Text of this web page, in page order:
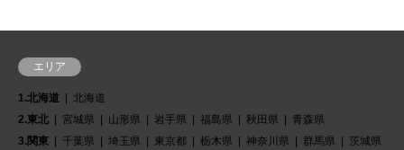
エリア
1.北海道
北海道
2.東北
宮城県 山形県 岩手県 福島県 秋田県
青森県
3.関東
千葉県 埼玉県 東京都 栃木県 神奈川県 群馬県
茨城県